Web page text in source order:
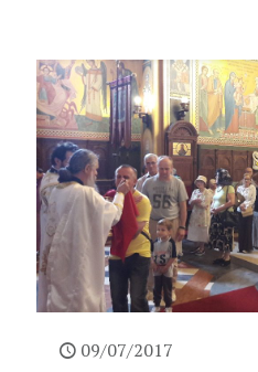
09/07/2017